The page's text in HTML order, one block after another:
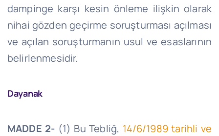
dampinge karşı kesin önleme ilişkin olarak
nihai gözden geçirme soruşturması açılması
ve açılan soruşturmanın usul ve esaslarının
belirlenmesidir.
Dayanak
MADDE 2- (1) Bu Tebliğ, 14/6/1989 tarihli ve